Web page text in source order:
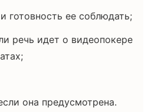
готовность ее соблюдать;
речь идет о видеопокере
она предусмотрена.